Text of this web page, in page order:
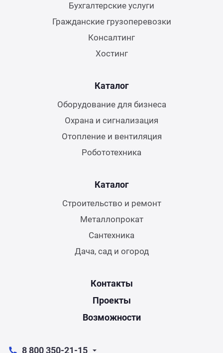
Бухгалтерские услуги
Гражданские грузоперевозки
Консалтинг
Хостинг
Каталог
Оборудование для бизнеса
Охрана и сигнализация
Отопление и вентиляция
Робототехника
Каталог
Строительство и ремонт
Металлопрокат
Сантехника
Дача, сад и огород
Контакты
Проекты
Возможности
8 800 350-21-15